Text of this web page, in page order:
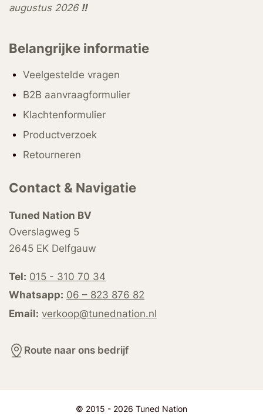
augustus 2026 !!
Belangrijke informatie
Veelgestelde vragen
B2B aanvraagformulier
Klachtenformulier
Productverzoek
Retourneren
Contact & Navigatie
Tuned Nation BV
Overslagweg 5
2645 EK Delfgauw
Tel: 015 - 310 70 34
Whatsapp: 06 – 823 876 82
Email: verkoop@tunednation.nl
Route naar ons bedrijf
© 2015 - 2026 Tuned Nation